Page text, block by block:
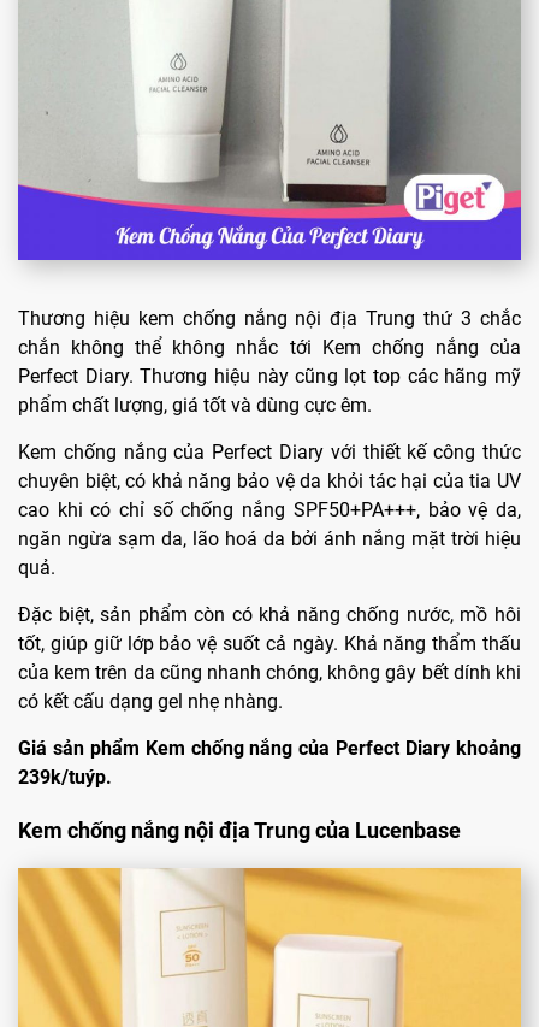
Thương hiệu kem chống nắng nội địa Trung thứ 3 chắc
chắn không thể không nhắc tới Kem chống nắng của
Perfect Diary. Thương hiệu này cũng lọt top các hãng mỹ
phẩm chất lượng, giá tốt và dùng cực êm.
Kem chống nắng của Perfect Diary với thiết kế công thức
chuyên biệt, có khả năng bảo vệ da khỏi tác hại của tia UV
cao khi có chỉ số chống nắng SPF50+PA+++, bảo vệ da,
ngăn ngừa sạm da, lão hoá da bởi ánh nắng mặt trời hiệu
quả.
Đặc biệt, sản phẩm còn có khả năng chống nước, mồ hôi
tốt, giúp giữ lớp bảo vệ suốt cả ngày. Khả năng thẩm thấu
của kem trên da cũng nhanh chóng, không gây bết dính khi
có kết cấu dạng gel nhẹ nhàng.
Giá sản phẩm Kem chống nắng của Perfect Diary khoảng
239k/tuýp.
Kem chống nắng nội địa Trung của Lucenbase